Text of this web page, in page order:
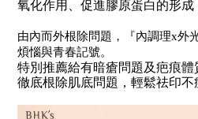
氧化作用、促進膠原蛋白的形成
由內而外根除問題，『內調理x外
煩惱與青春記號。
特別推薦給有暗瘡問題及疤痕體
徹底根除肌底問題，輕鬆祛印